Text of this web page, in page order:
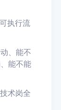
执行流
、能不
能不能
术岗全